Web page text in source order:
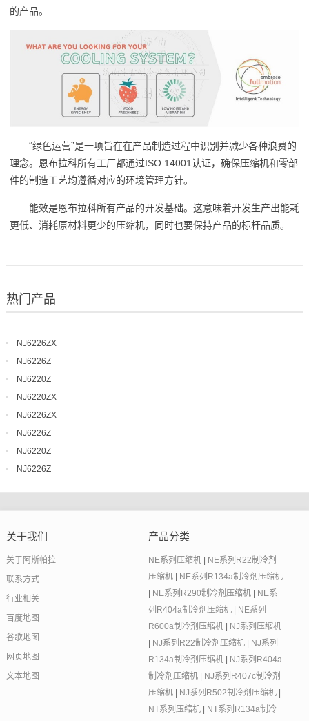
的产品。
“绿色运营”是一项旨在在产品制造过程中识别并减少各种浪费的
理念。恩布拉科所有工厂都通过ISO 14001认证，确保压缩机和零部
件的制造工艺均遵循对应的环境管理方针。
能效是恩布拉科所有产品的开发基础。这意味着开发生产出能耗
更低、消耗原材料更少的压缩机，同时也要保持产品的标杆品质。
热门产品
NJ6226ZX
NJ6226Z
NJ6220Z
NJ6220ZX
NJ6226ZX
NJ6226Z
NJ6220Z
NJ6226Z
关于我们
关于阿斯帕拉
联系方式
行业相关
百度地图
谷歌地图
网页地图
文本地图
产品分类
NE系列压缩机
NE系列R22制冷剂
压缩机
NE系列R134a制冷剂压缩机
NE系列R290制冷剂压缩机
NE系
列R404a制冷剂压缩机
NE系列
R600a制冷剂压缩机
NJ系列压缩机
NJ系列R22制冷剂压缩机
NJ系列
R134a制冷剂压缩机
NJ系列R404a
制冷剂压缩机
NJ系列R407c制冷剂
压缩机
NJ系列R502制冷剂压缩机
NT系列压缩机
NT系列R134a制冷